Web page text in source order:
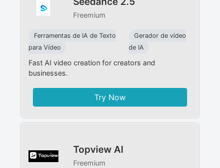
Freemium
Ferramentas de IA de Texto
para Vídeo
Gerador de vídeo
de IA
Fast AI video creation for creators and
businesses.
Try Now
Topview AI
Freemium